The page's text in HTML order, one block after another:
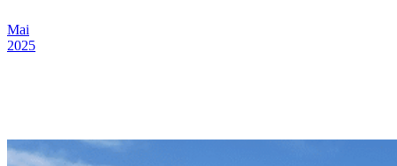
Mai
2025